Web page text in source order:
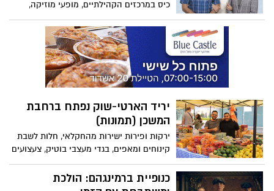
כיס במרכזים הקהילתיים, מופעי מוזיקה,
ההצגה עבדאללה שוורץ בכיכובם של
אבי קושניר, ענת וקסמן, אפרת בוימולד,
עודאל חיון ועוד - כל מה שמחכה לכם השבוע
הקרוב באשדוד
יריד הארטי-שוק נפתח ברחבת
המשכן (תמונות)
ירקות ופירות ישירות מהחקלאי, חלות לשבת
קינוחים ומאפים, בגדי מעצבי בוטיק, צעצועים
לילדים, פרטי אמנות לבית, מוזיקה חיה ועוד:
יריד הארטי-שוק לאמנות, אספנות ואוכל
נפתח הבוקר (שישי) ברחבת המשכן – צפו
כנופיית ברמינגהם: הולכת